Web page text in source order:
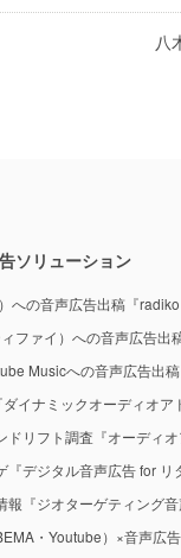
八
ソリューション
への音声広告出稿『
ファイ）への音声広告出
Musicへの音声広告出稿
イナミックオーディオア
ドリフト調査『オーディ
『デジタル音声広告 for リ
『ジオターゲティング音
・Youtube）×音声広